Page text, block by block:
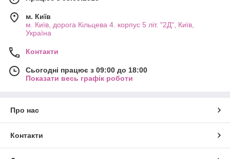
м. Київ
м. Київ, дорога Кільцева 4. корпус 5 літ. "2Д", Київ,
Україна
Контакти
Сьогодні працює з 09:00 до 18:00
Показати весь графік роботи
Про нас
Контакти